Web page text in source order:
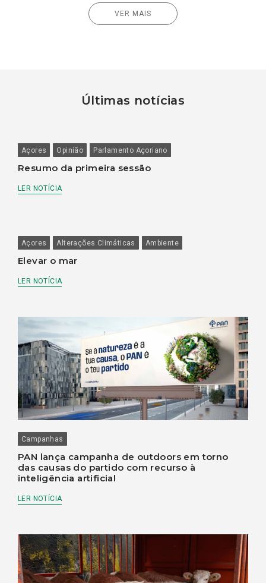
VER MAIS
Últimas notícias
Açores Opinião Parlamento Açoriano
Resumo da primeira sessão
LER NOTÍCIA
Açores Alterações Climáticas Ambiente
Elevar o mar
LER NOTÍCIA
Campanhas
PAN lança campanha de outdoors em torno
das causas do partido com recurso à
inteligência artificial
LER NOTÍCIA